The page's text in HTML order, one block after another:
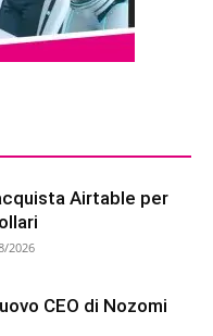
Airtable per
2026
CEO di Nozomi